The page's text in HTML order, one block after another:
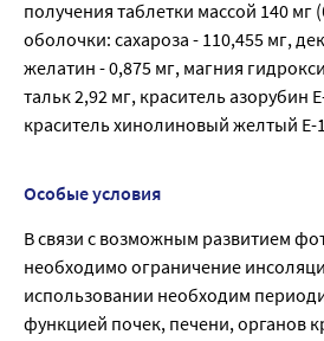
получения таблетки массой 140 мг
оболочки: сахароза - 110,455 мг,
желатин - 0,875 мг, магния
тальк 2,92 мг, краситель азорубин
краситель хинолиновый желтый Е-
Особые условия
В связи с возможным развитием
необходимо ограничение
использовании необходим
функцией почек, печени, органов